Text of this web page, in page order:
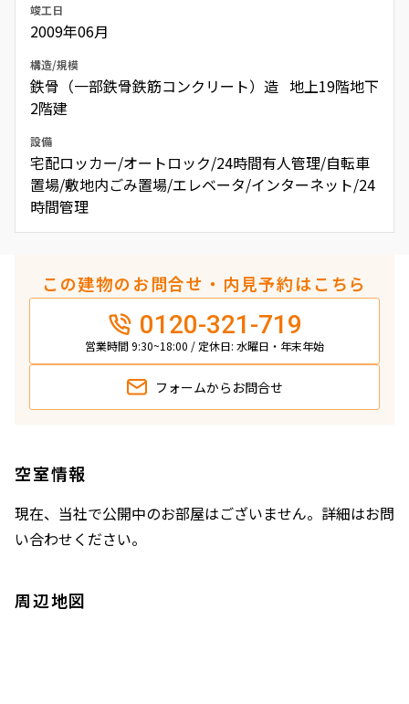
竣工日
2009年06月
構造/規模
鉄骨（一部鉄骨鉄筋コンクリート）造 地上19階地下
2階建
設備
宅配ロッカー/オートロック/24時間有人管理/自転車
置場/敷地内ごみ置場/エレベータ/インターネット/24
時間管理
この建物のお問合せ・内見予約はこちら
0120-321-719
営業時間 9:30~18:00 / 定休日: 水曜日・年末年始
フォームから お問合せ
空室情報
現在、当社で公開中のお部屋はございません。詳細はお問
い合わせください。
周辺地図